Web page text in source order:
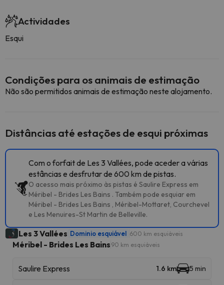
Actividades
Esqui
Condições para os animais de estimação
Não são permitidos animais de estimação neste alojamento.
Distâncias até estações de esqui próximas
Com o forfait de Les 3 Vallées, pode aceder a várias
estâncias e desfrutar de 600 km de pistas.
O acesso mais próximo às pistas é Saulire Express em
Méribel - Brides Les Bains . Também pode esquiar em
Méribel - Brides Les Bains , Méribel-Mottaret, Courchevel
e Les Menuires-St Martin de Belleville.
Les 3 Vallées Dominio esquiável 600 km esquiáveis
Méribel - Brides Les Bains 90 km esquiáveis
Saulire Express 1.6 km 5 min